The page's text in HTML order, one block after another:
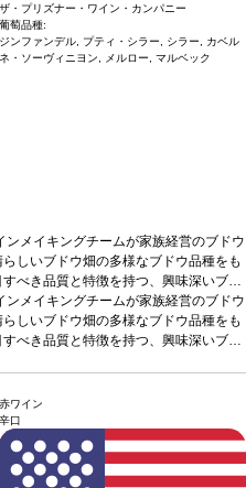
ザ・プリズナー・ワイン・カンパニー
葡萄品種:
ジンファンデル, プティ・シラー, シラー, カベル
ネ・ソーヴィニヨン, メルロー, マルベック
ンメイキングチームが家族経営のブドウ
しいブドウ畑の多様なブドウ品種をも
べき品質と特徴を持つ、興味深いブレ
ノーズはクランベリー、ブラックベリ
メグ、トーストしたココナッツを示
、甘いスパイスは素晴らしく溶け込ん
ベルネ・ソーヴィニヨン 10.5%、メル
ジが在庫切れの場合、在庫があり価格が
更されます、ご了承ください。
ンメイキングチームが家族経営のブドウ
しいブドウ畑の多様なブドウ品種をも
べき品質と特徴を持つ、興味深いブレ
、甘いスパイスは素晴らしく溶け込ん
る。
などと好相性葡萄品種ジンファンデル 4
ベルネ・ソーヴィニヨン 10.5%、メル
ジが在庫切れの場合、在庫があり価格が
赤ワイン
辛口